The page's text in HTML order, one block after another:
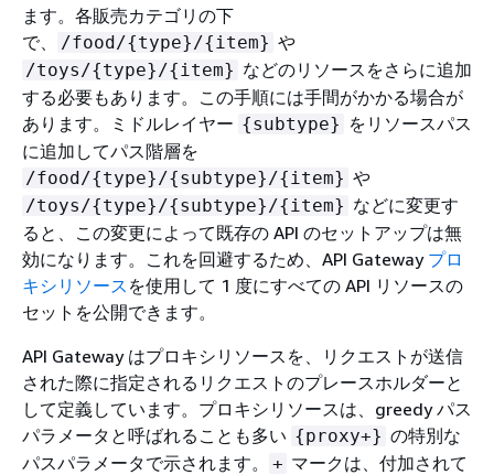
ます。各販売カテゴリの下
で、
/food/{type}/{ item} や
/toys/{type}/{ item} などのリソースをさらに追加
する必要もあります。この手順には手間がかかる場合が
あります。ミドルレイヤー {subtype} をリソースパス
に追加してパス階層を
/food/{type}/{subtype}/{ item} や
/toys/{type}/{subtype}/{ item} などに変更す
ると、この変更によって既存の API のセットアップは無
効になります。これを回避するため、API Gateway プロ
キシリソース を使用して 1 度にすべての API リソースの
セットを公開できます。
API Gateway はプロキシリソースを、リクエストが送信
された際に指定されるリクエストのプレースホルダーと
して定義しています。プロキシリソースは、greedy パス
パラメータと呼ばれることも多い {proxy+} の特別な
パスパラメータで示されます。
+ マークは、付加されて